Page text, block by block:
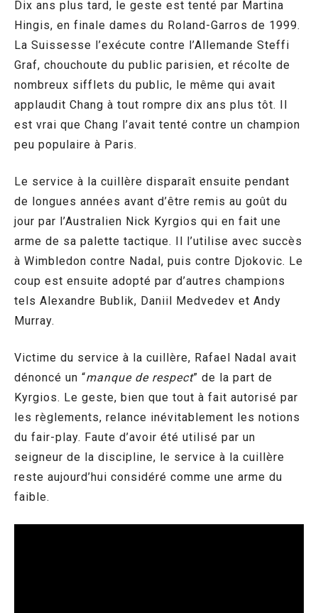
Dix ans plus tard, le geste est tenté par Martina
Hingis, en finale dames du Roland-Garros de 1999.
La Suissesse l’exécute contre l’Allemande Steffi
Graf, chouchoute du public parisien, et récolte de
nombreux sifflets du public, le même qui avait
applaudit Chang à tout rompre dix ans plus tôt. Il
est vrai que Chang l’avait tenté contre un champion
peu populaire à Paris.
Le service à la cuillère disparaît ensuite pendant
de longues années avant d’être remis au goût du
jour par l’Australien Nick Kyrgios qui en fait une
arme de sa palette tactique. Il l’utilise avec succès
à Wimbledon contre Nadal, puis contre Djokovic. Le
coup est ensuite adopté par d’autres champions
tels Alexandre Bublik, Daniil Medvedev et Andy
Murray.
Victime du service à la cuillère, Rafael Nadal avait
dénoncé un “manque de respect” de la part de
Kyrgios. Le geste, bien que tout à fait autorisé par
les règlements, relance inévitablement les notions
du fair-play. Faute d’avoir été utilisé par un
seigneur de la discipline, le service à la cuillère
reste aujourd’hui considéré comme une arme du
faible.